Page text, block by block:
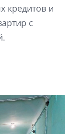
кредитов и
с